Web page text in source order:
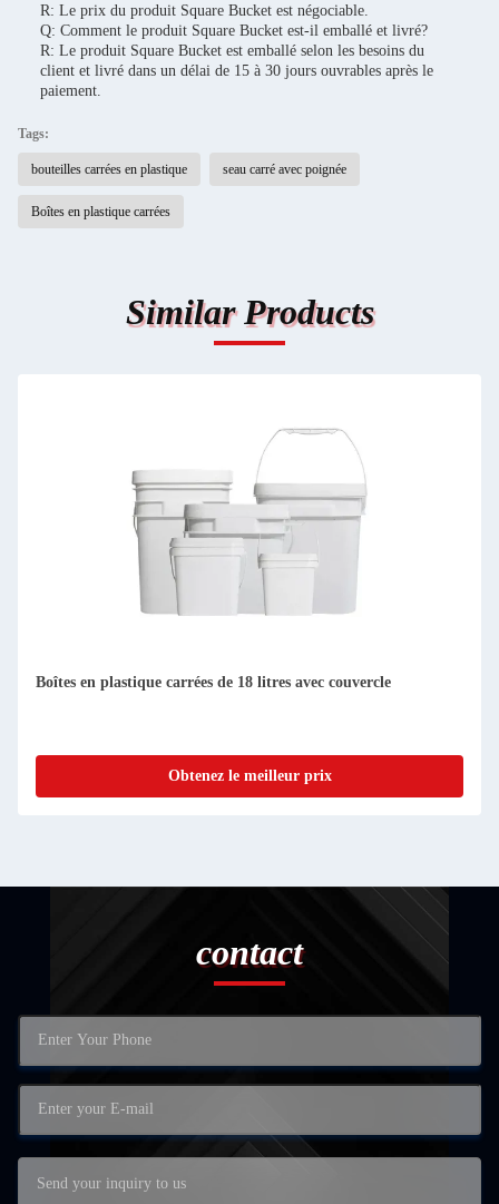
R: Le prix du produit Square Bucket est négociable.
Q: Comment le produit Square Bucket est-il emballé et livré?
R: Le produit Square Bucket est emballé selon les besoins du
client et livré dans un délai de 15 à 30 jours ouvrables après le
paiement.
Tags:
bouteilles carrées en plastique seau carré avec poignée
Boîtes en plastique carrées
Similar Products
Boîtes en plastique carrées de 18 litres avec couvercle
Obtenez le meilleur prix
contact